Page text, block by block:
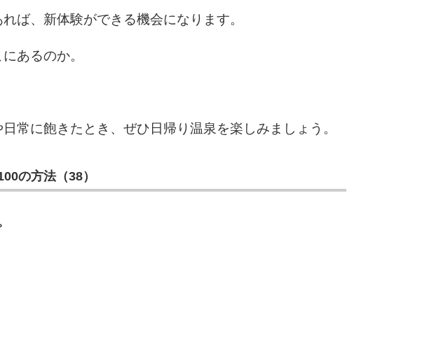
ば、新体験ができる機会になります。
あるのか。
常に飽きたとき、ぜひ日帰り温泉を楽しみましょう。
の方法（38）